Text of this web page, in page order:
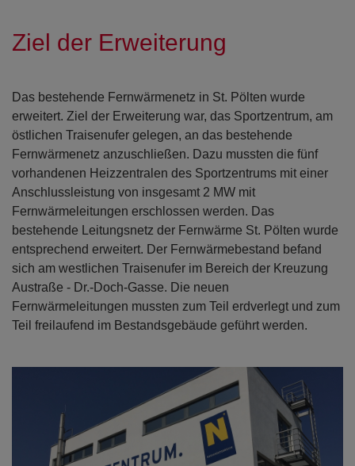
Ziel der Erweiterung
Das bestehende Fernwärmenetz in St. Pölten wurde
erweitert. Ziel der Erweiterung war, das Sportzentrum, am
östlichen Traisenufer gelegen, an das bestehende
Fernwärmenetz anzuschließen. Dazu mussten die fünf
vorhandenen Heizzentralen des Sportzentrums mit einer
Anschlussleistung von insgesamt 2 MW mit
Fernwärmeleitungen erschlossen werden. Das
bestehende Leitungsnetz der Fernwärme St. Pölten wurde
entsprechend erweitert. Der Fernwärmebestand befand
sich am westlichen Traisenufer im Bereich der Kreuzung
Austraße - Dr.-Doch-Gasse. Die neuen
Fernwärmeleitungen mussten zum Teil erdverlegt und zum
Teil freilaufend im Bestandsgebäude geführt werden.
Open
Open